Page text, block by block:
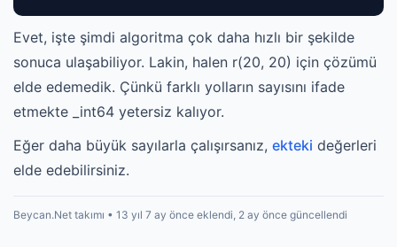
Evet, işte şimdi algoritma çok daha hızlı bir şekilde
sonuca ulaşabiliyor. Lakin, halen r(20, 20) için çözümü
elde edemedik. Çünkü farklı yolların sayısını ifade
etmekte _int64 yetersiz kalıyor.
Eğer daha büyük sayılarla çalışırsanız, ekteki değerleri
elde edebilirsiniz.
Beycan.Net takımı • 13 yıl 7 ay önce eklendi, 2 ay önce güncellendi